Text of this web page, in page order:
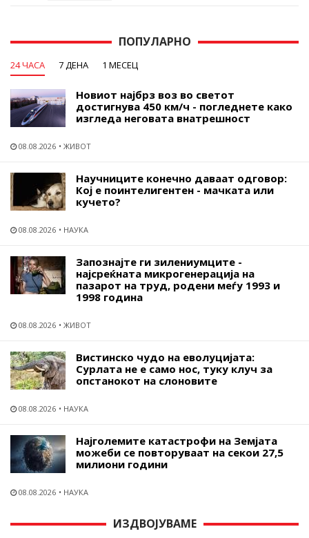
ПОПУЛАРНО
24 ЧАСА 7 ДЕНА 1 МЕСЕЦ
Новиот најбрз воз во светот
достигнува 450 км/ч - погледнете како
изгледа неговата внатрешност
08.08.2026 ЖИВОТ
Научниците конечно даваат одговор:
Кој е поинтелигентен - мачката или
кучето?
08.08.2026 НАУКА
Запознајте ги зилениумците -
најсреќната микрогенерација на
пазарот на труд, родени меѓу 1993 и
1998 година
08.08.2026 ЖИВОТ
Вистинско чудо на еволуцијата:
Сурлата не е само нос, туку клуч за
опстанокот на слоновите
08.08.2026 НАУКА
Најголемите катастрофи на Земјата
можеби се повторуваат на секои 27,5
милиони години
08.08.2026 НАУКА
ИЗДВОЈУВАМЕ